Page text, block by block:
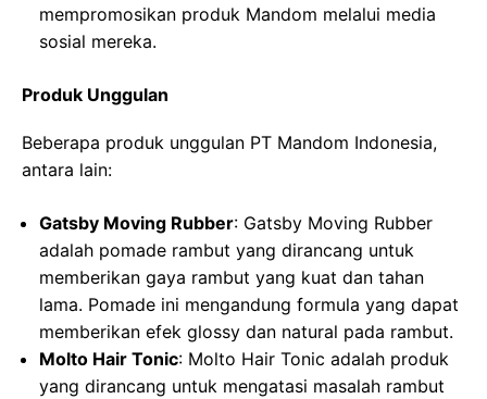
mempromosikan produk Mandom melalui media
sosial mereka.
Produk Unggulan
Beberapa produk unggulan PT Mandom Indonesia,
antara lain:
Gatsby Moving Rubber: Gatsby Moving Rubber
adalah pomade rambut yang dirancang untuk
memberikan gaya rambut yang kuat dan tahan
lama. Pomade ini mengandung formula yang dapat
memberikan efek glossy dan natural pada rambut.
Molto Hair Tonic: Molto Hair Tonic adalah produk
yang dirancang untuk mengatasi masalah rambut